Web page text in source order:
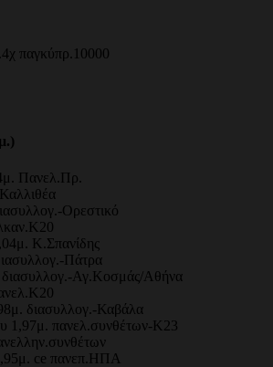
παγκύπρ.10000
Πανελ.Πρ.
Ορεστικό
Κ.Σπανίδης
Πάτρα
διασυλλογ.-Αγ.Κοσμάς/Αθήνα
διασυλλογ.-Καβάλα
1,97μ. πανελ.συνθέτων-Κ23
ce πανεπ.ΗΠΑ